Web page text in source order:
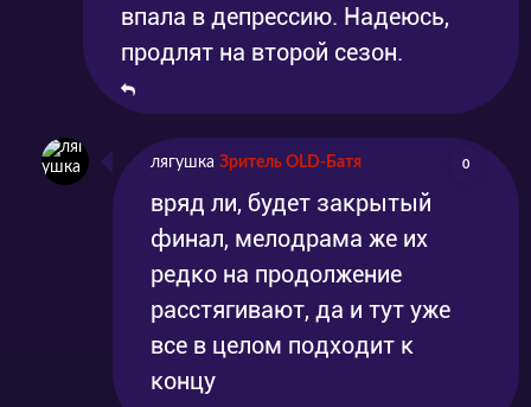
впала в депрессию. Надеюсь,
продлят на второй сезон.
лягушка Зритель OLD-Батя 0
вряд ли, будет закрытый
финал, мелодрама же их
редко на продолжение
расстягивают, да и тут уже
все в целом подходит к
концу